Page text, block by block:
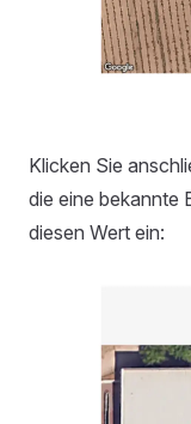
Klicken Sie
die eine bekannte
diesen Wert ein: